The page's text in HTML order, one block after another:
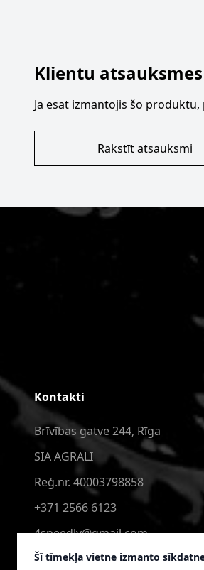
Šī tīmekļa vietne izmanto
Klientu atsauksmes
Ja esat izmantojis šo
Rakstīt atsauksmi
Kontakti
Brīvības gatve 244, Rīga
SIA AGRALI
Reģ.nr. 40003798858
+371 2566 6123
4speedlv@gmail.com